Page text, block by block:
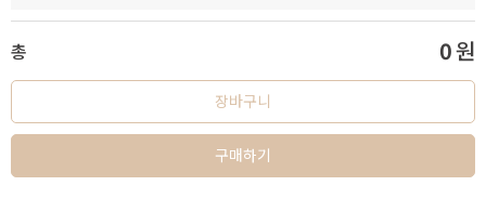
총 0원
장바구니
구매하기